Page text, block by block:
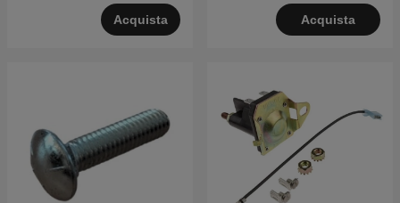
Acquista Acquista